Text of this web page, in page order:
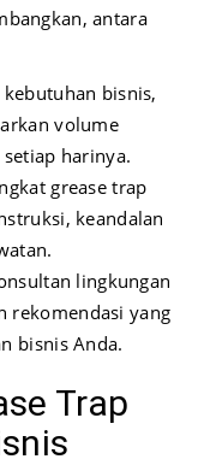
antara
kebutuhan bisnis,
volume
harinya.
grease trap
keandalan
lingkungan
rekomendasi yang
bisnis Anda.
Trap